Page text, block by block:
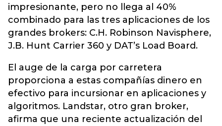
impresionante, pero no llega al 40%
combinado para las tres aplicaciones de los
grandes brokers: C.H. Robinson Navisphere,
J.B. Hunt Carrier 360 y DAT’s Load Board.
El auge de la carga por carretera
proporciona a estas compañías dinero en
efectivo para incursionar en aplicaciones y
algoritmos. Landstar, otro gran broker,
afirma que una reciente actualización del